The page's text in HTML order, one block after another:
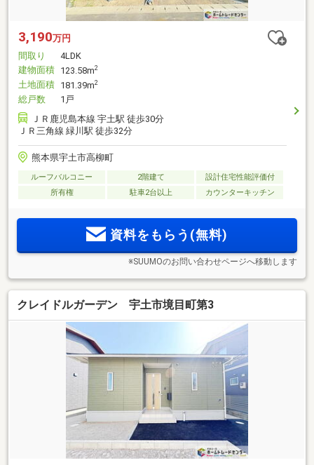
3,190万円
間取り
4LDK
建物面積 123.58m2
土地面積 181.39m2
総戸数
1戸
ＪＲ鹿児島本線 宇土駅 徒歩30分
ＪＲ三角線 緑川駅 徒歩32分
熊本県宇土市高柳町
ルーフバルコニー 2階建て
設計住宅性能評価付
所有権
駐車2台以上 カウンターキッチン
資料をもらう(無料)
※SUUMOのお問い合わせページへ移動します
クレイドルガーデン 宇土市境目町第3